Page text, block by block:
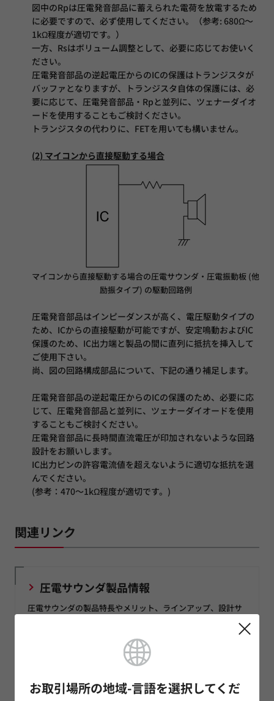
お取引場所の地域-言語を選択してくだ
図中のRpは圧電発音部品に蓄えられた電荷を放電するため
に必要ですので、必ず使用してください。（参考: 680Ω～
1kΩ程度が適切です。）
一方、Rsはボリューム調整として、必要に応じてお使いく
ださい。
圧電発音部品の逆起電圧からのICの保護はトランジスタが
バッファとなりますが、トランジスタ自体の保護には、必
要に応じて、圧電発音部品・Rpと並列に、ツェナーダイオ
ードを使用することもご検討ください。
トランジスタの代わりに、FETを用いても構いません。
(2) マイコンから直接駆動する場合
マイコンから直接駆動する場合の圧電サウンダ・圧電振動板 (他
励振タイプ) の駆動回路例
圧電発音部品はインピーダンスが高く、電圧駆動タイプの
ため、ICからの直接駆動が可能ですが、安定鳴動およびIC
保護のため、IC出力端と製品の間に直列に抵抗を挿入して
ご使用下さい。
尚、図の回路構成部品について、下記の通り補足します。
圧電発音部品の逆起電圧からのICの保護のため、必要に応
じて、圧電発音部品と並列に、ツェナーダイオードを使用
することもご検討ください。
圧電発音部品に長時間直流電圧が印加されないような回路
設計をお願いします。
IC出力ピンの許容電流値を超えないように適切な抵抗を選
んでください。
(参考：470～1kΩ程度が適切です。)
関連リンク
圧電サウンダ製品情報
圧電サウンダの製品特長やメリット、ラインアップ、設計サ
圧電サウンダの品番検索や、品番ごとの形状、スペックなど